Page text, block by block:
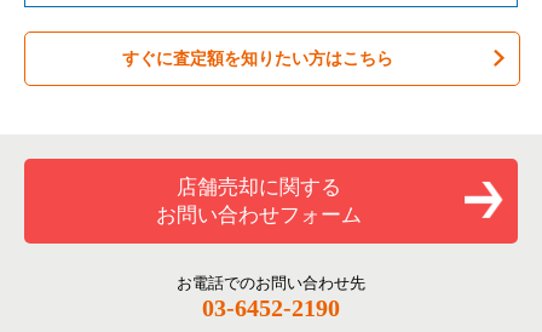
バーの居抜き売却物件の案件一覧
居酒屋・ダイニングバーの居抜き売却物件の案件一覧
洋食の居抜き売却物件の案件一覧
その他の居抜き売却物件の案件一覧
横浜市西区の飲食店の居抜き売却物件の案件一覧
川崎市宮前区の飲食店の居抜き売却物件の案件一覧
川崎市幸区の飲食店の居抜き売却物件の案件一覧
厚木市の飲食店の居抜き売却物件の案件一覧
神奈川県のテイクアウトの居抜き売却物件の案件一覧
神奈川県のお弁当・惣菜・デリの居抜き売却物件の案件一覧
神奈川県のバーの居抜き売却物件の案件一覧
神奈川県の居酒屋・ダイニングバーの居抜き売却物件の案件一
神奈川県の専門料理の居抜き売却物件の案件一覧
鎌倉駅のその他の居抜き売却物件の案件一覧
すぐに査定額を知りたい方はこちら
店舗売却に関する
お問い合わせフォーム
お電話でのお問い合わせ先
03-6452-2190